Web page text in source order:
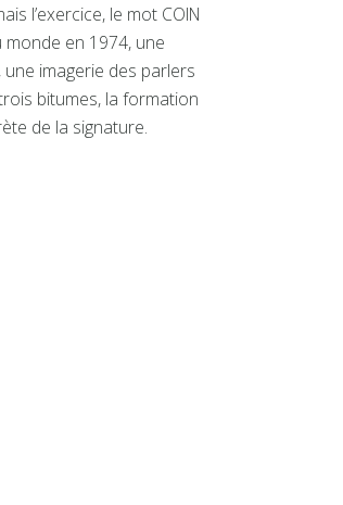
l’exercice, le mot COIN
en 1974, une
imagerie des parlers
bitumes, la formation
de la signature.